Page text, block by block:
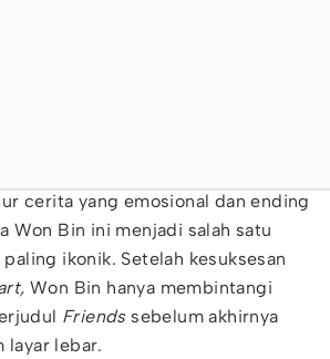
cerita yang emosional dan ending
Won Bin ini menjadi salah satu
ikonik. Setelah kesuksesan
Won Bin hanya membintangi
Friends sebelum akhirnya
layar lebar.